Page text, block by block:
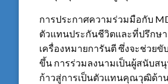
การประกาศความร่วมมือกับ
ตัวแทนประกันชีวิตและที่ปรึกษ
เครื่องหมายการันตี ซึ่งจะช่วย
ขึ้น การร่วมลงนามเป็นผู้สนับสนุ
ก้าวสู่การเป็นตัวแทนคุณวุฒิด้า